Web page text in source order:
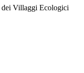
Villaggi Ecologici